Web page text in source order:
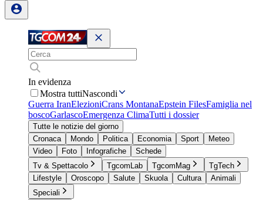
In evidenza
Mostra tuttiNascondi
Guerra IranElezioniCrans MontanaEpstein FilesFamiglia nel
boscoGarlascoEmergenza ClimaTutti i dossier
Tutte le notizie del giorno
Cronaca
Mondo Politica Economia Sport
Meteo
Video
Foto Infografiche
Schede
Tv & Spettacolo
TgcomLab TgcomMag
TgTech
Lifestyle
Oroscopo Salute Skuola Cultura
Animali
Speciali